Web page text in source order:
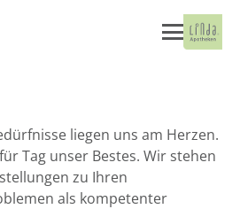
liegen uns am Herzen.
Tag unser Bestes. Wir stehen
zu Ihren
als kompetenter